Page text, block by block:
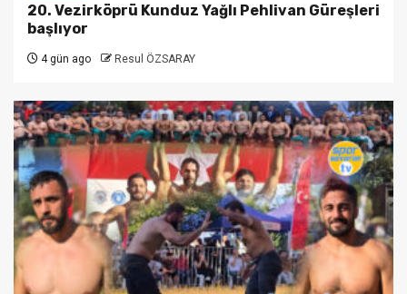
20. Vezirköprü Kunduz Yağlı Pehlivan Güreşleri
başlıyor
4 gün ago Resul ÖZSARAY